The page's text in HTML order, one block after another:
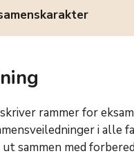
rammer for
i alle
sammen med